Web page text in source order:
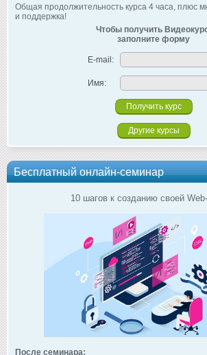
Общая продолжительность курса 4 часа, плюс
и поддержка!
Чтобы получить
заполните форму
E-mail:
Имя:
Другие курсы
Бесплатный онлайн-семинар
10 шагов к созданию своей
После семинара: